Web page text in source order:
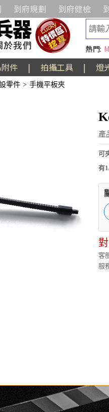
到府規劃 到府健檢
熱門:
件 | 拍攝工具 | 燈
零件 > 手機平板夾
產
可
有
客
服